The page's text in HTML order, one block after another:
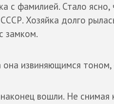
с фамилией. Стало
Хозяйка долго
замком.
извиняющимся
вошли. Не снимая